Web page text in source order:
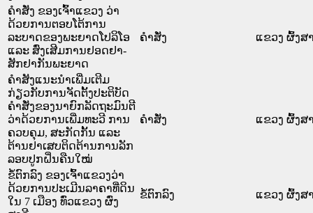
ຄຳສັ່ງ ຂອງເຈົ້າແຂວງ ວ່າ
ດ້ວຍການຕອບໂຕ້ການ
ລະບາດຂອງພະຍາດໂປລິໂອ
ແລະ ສົ່ງເສີມການຢອດຢາ-
ສັກຢາກັນພະຍາດ
ຄໍາສັ່ງ ແຂວງ ຜົ້ງສ
ຄຳສັງແນະນຳເພີ່ມເຕີມ
ກ່ຽວກັບການຈັດຕັ້ງປະຕິບັດ
ຄຳສັ່ງຂອງນາຍົກລັດຖະມົນຕີ
ວ່າດ້ວຍການເພີ່ມທະວີ ການ
ຄວບຄຸມ, ສະກັດກັ້ນ ແລະ
ຕ້ານຢາເສບຕິດຕ້ານການລັກ
ລອບປູກຝິ່ນຄືນໃໝ່
ຄໍາສັ່ງ ແຂວງ ຜົ້ງສ
ຂໍ້ຕົກລົງ ຂອງເຈົ້າແຂວງວ່າ
ດ້ວຍການປະເມີນລາຄາທີ່ດິນ
ໃນ 7 ເມືອງ ທົ່ວແຂວງ ຜົ່ງ
ຂໍ້ຕົກລົງ ແຂວງ ຜົ້ງສ